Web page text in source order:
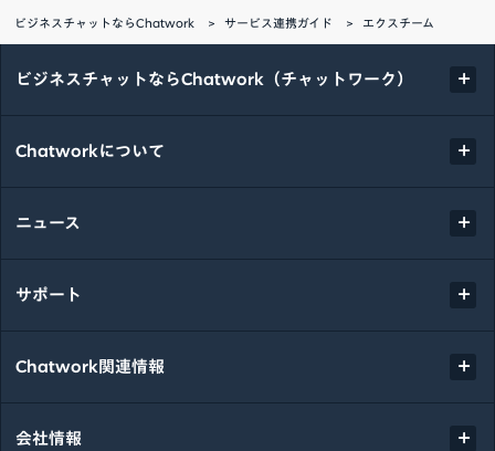
ビジネスチャットならChatwork サービス連携ガイド エクスチーム
ビジネスチャットならChatwork（チャットワーク）
Chatworkについて
ニュース
サポート
Chatwork関連情報
会社情報